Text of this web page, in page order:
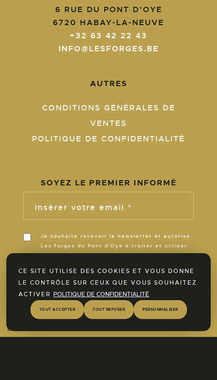
6 RUE DU PONT D’OYE
6720 HABAY-LA-NEUVE
+32 63 42 22 43
INFO@LESFORGES.BE
AUTRES
CONDITIONS GÉNÉRALES DE
VENTES
POLITIQUE DE CONFIDENTIALITÉ
SOYEZ LE PREMIER INFORMÉ
Insérer votre email *
Je souhaite recevoir la newsletter et autorise
Les forges du Pont d'Oye à traiter et utiliser
ces informations pour m’informer de son
Découvrez dès à présent notre espace
CE SITE UTILISE DES COOKIES ET VOUS DONNE
LE CONTRÔLE SUR CEUX QUE VOUS SOUHAITEZ
ACTIVER POLITIQUE DE CONFIDENTIALITÉ
TOUT ACCEPTER TOUT REFUSER PERSONNALISER